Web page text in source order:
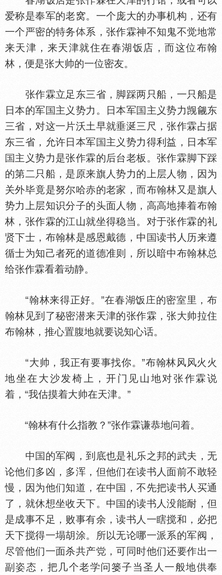
爱称是奉军的老窝。一个庞大的办事机构，还有
一个严密的特务
系，张作霖神不知鬼不觉地常
来天津，来天津就住在春湖饭店，而这位布翰
林，便是张大帅的一位密友。
张作霖立足东三省，脚踩两只船，一只船是
日本的军
主义势力。日本军
主义势力觊觎东
三省，对这一片沃土早就垂涎三尺，张作霖占据
东三省，允许日本军
主义势力得利益，日本军
主义势力是张作霖的后台老板。张作霖脚下踩
的第二只船，是原来旗人势力的上层人物，因为
关外毕竟是努尔哈赤的老家，而布翰林又是旗人
势力上层知识分子的头面人物，高高地捧着布翰
林，张作霖的江山就坐得稳当。对于张作霖的礼
贤下士，布翰林是感恩戴德，中
读书人历来遵
循士为知己者死的道德准则，所以暗中布翰林总
给张作霖看着动静。
“翰林来得正好。”在春湖饭庄的密室里，布
翰林见到了秘密潜来天津的张作霖，张大帅拉住
布翰林，推心置腹地就要说知心话。
“大帅，我正有要事找你。”布翰林风风火火
地坐在大沙发椅上，开门见山地对张作霖说
着，“我估摸着大帅在天津。”
“翰林有什么指教？”张作霖谦恭地问着。
中
的军阀，到底也是礼乐之邦的武夫，无
论他们多凶，多浑，但他们在读书人面前不敢轻
慢，因为他们知道，在中
，不先把读书人买通
了，就休想坐收天下。中
的读书人没能耐，但
是成事不足，败事有余，读书人一瞎搅和，必把
天下搅得一塌胡涂。所以无论哪一派系的军阀，
尽管他们一面杀共产
，可同时他们还要作出一
副姿态，把几个老学问篓子当圣人一般地供奉